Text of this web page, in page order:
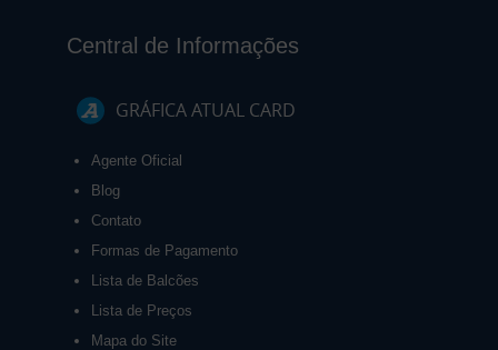
Central de Informações
GRÁFICA ATUAL CARD
Agente Oficial
Blog
Contato
Formas de Pagamento
Lista de Balcões
Lista de Preços
Mapa do Site